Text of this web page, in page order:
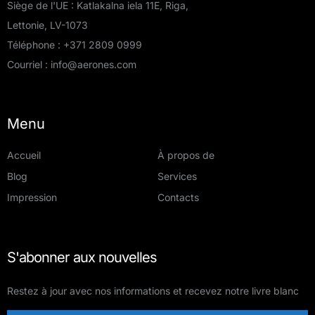
Siège de l'UE : Katlakalna iela 11E, Riga,
Lettonie, LV-1073
Téléphone : +371 2809 0999
Courriel : info@aerones.com
Menu
Accueil
À propos de
Blog
Services
Impression
Contacts
S'abonner aux nouvelles
Restez à jour avec nos informations et recevez notre livre blanc